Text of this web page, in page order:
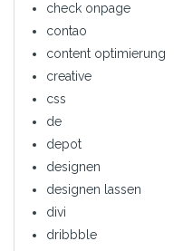
check onpage
contao
content optimierung
creative
css
de
depot
designen
designen lassen
divi
dribbble